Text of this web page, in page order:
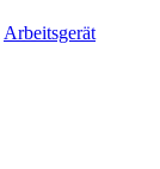
Arbeitsgerät